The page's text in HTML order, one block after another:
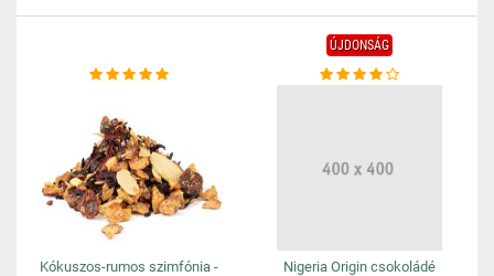
Kókuszos-rumos szimfónia -
ÚJDONSÁG
Nigeria Origin csokoládé